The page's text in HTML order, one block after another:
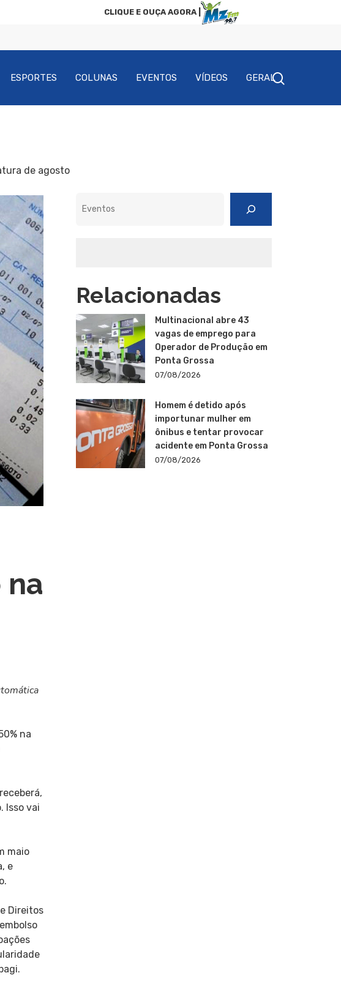
CLIQUE E OUÇA AGORA |
ESPORTES COLUNAS EVENTOS VÍDEOS GERAL
de agosto
na
na
Isso vai
maio
e
Direitos
Relacionadas
Multinacional abre 43
vagas de emprego para
Operador de Produção em
Ponta Grossa
07/08/2026
Homem é detido após
importunar mulher em
ônibus e tentar provocar
acidente em Ponta Grossa
07/08/2026